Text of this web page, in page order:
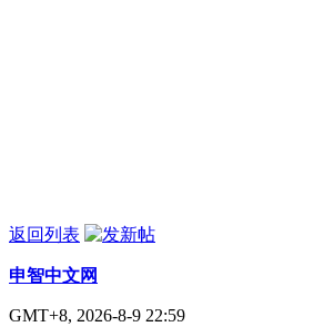
返回列表
申智中文网
GMT+8, 2026-8-9 22:59